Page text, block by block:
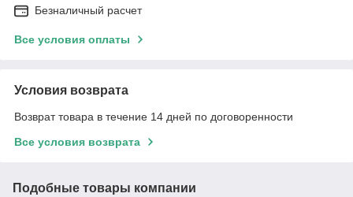
Безналичный расчет
Все условия оплаты
Условия возврата
Возврат товара в течение 14 дней по договоренности
Все условия возврата
Подобные товары компании